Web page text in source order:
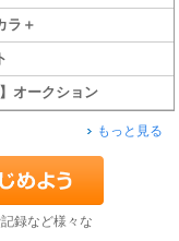
ラ＋
】オークション
もっと見る
録など様々な